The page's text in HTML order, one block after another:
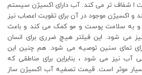
شفاف تر می کند. آب دارای اکسیژن سیستم
و اکسیژن موجود در آن برای تقویت اعصاب نیز
و به سلامت پوست و مو کمک می کند و باعث
می شود. این فیلتر هیچ ضرری برای انسان
تمای سنین توصیه می شود. هم چنین این
نیز می شود ، بنابراین برای مناطقی که
موثر است. قیمت تصفیه آب اکسیژن ساز